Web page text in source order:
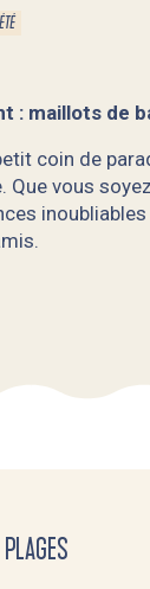
ÉTÉ
: maillots
coin de
Que vous